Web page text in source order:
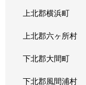
上北郡横浜町
上北郡六ヶ所村
下北郡大間町
下北郡風間浦村